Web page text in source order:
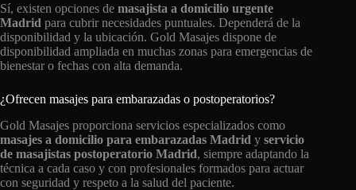
Sí, existen opciones de masajista a domicilio urgente
Madrid para cubrir necesidades puntuales. Dependerá de la
disponibilidad y la ubicación. Gold Masajes dispone de
disponibilidad ampliada en muchas zonas para emergencias de
bienestar o fechas con alta demanda.
¿Ofrecen masajes para embarazadas o postoperatorios?
Gold Masajes proporciona servicios especializados como
masajes a domicilio para embarazadas Madrid y servicio
de masajistas postoperatorio Madrid, siempre adaptando la
técnica a cada caso y con profesionales formados para actuar
con seguridad y respeto a la salud del paciente.